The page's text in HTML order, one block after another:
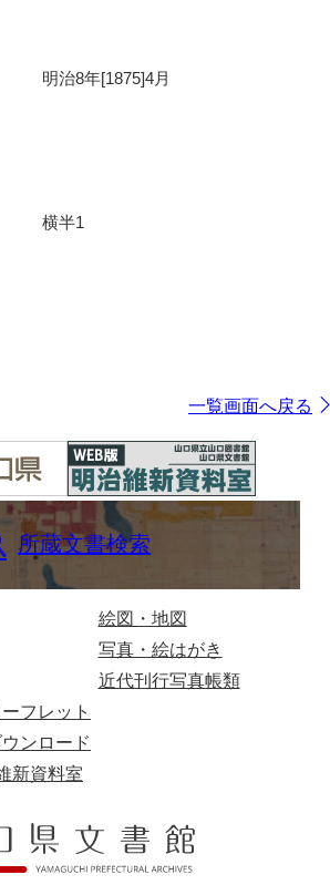
明治8年[1875]4月
横半1
一覧画面へ戻る
所蔵文書検索
絵図・地図
写真・絵はがき
近代刊行写真帳類
フレット
ンロード
新資料室